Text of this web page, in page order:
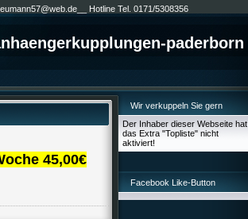
Hotline Tel. 0171/5308356
paderborn
45,00€
Wir verkuppeln Sie gern
Der Inhaber dieser Webseite hat
das Extra "Topliste" nicht
aktiviert!
Facebook Like-Button